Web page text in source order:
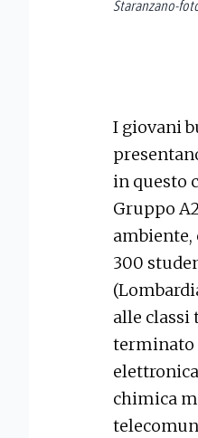
Staranzano-
I giovani
in questo
Gruppo
ambiente,
300
alle classi
terminato
chimica